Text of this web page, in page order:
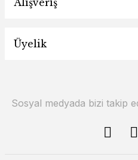
Alışveriş
Üyelik
Sosyal medyada bizi takip